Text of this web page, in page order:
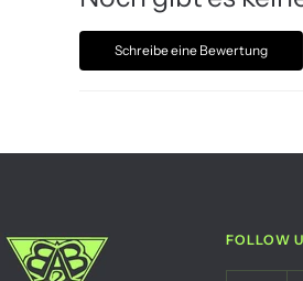
Schreibe eine Bewertung
FOLLOW